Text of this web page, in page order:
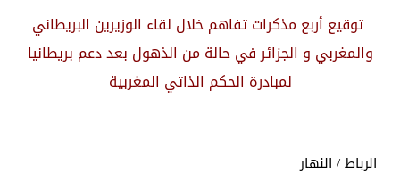
توقيع أربع مذكرات تفاهم خلال لقاء الوزيرين البريطاني
والمغربي و الجزائر في حالة من الذهول بعد دعم بريطانيا
لمبادرة الحكم الذاتي المغربية
الرباط / النهار